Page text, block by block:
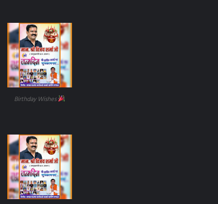
Birthday Wishes